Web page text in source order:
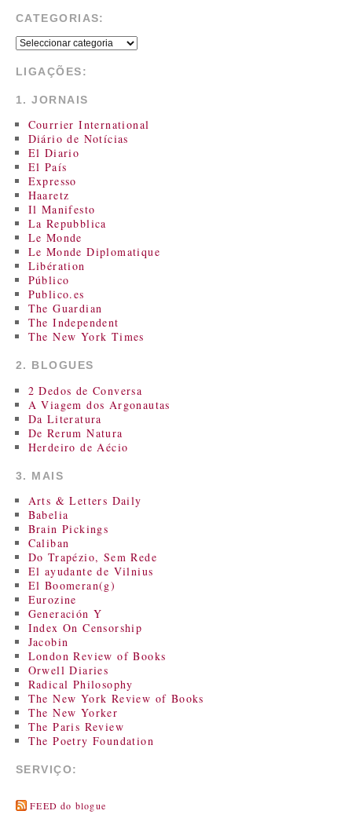
CATEGORIAS:
LIGAÇÕES:
1. JORNAIS
Courrier International
Diário de Notícias
El Diario
El País
Expresso
Haaretz
Il Manifesto
La Repubblica
Le Monde
Le Monde Diplomatique
Libération
Público
Publico.es
The Guardian
The Independent
The New York Times
2. BLOGUES
2 Dedos de Conversa
A Viagem dos Argonautas
Da Literatura
De Rerum Natura
Herdeiro de Aécio
3. MAIS
Arts & Letters Daily
Babelia
Brain Pickings
Caliban
Do Trapézio, Sem Rede
El ayudante de Vilnius
El Boomeran(g)
Eurozine
Generación Y
Index On Censorship
Jacobin
London Review of Books
Orwell Diaries
Radical Philosophy
The New York Review of Books
The New Yorker
The Paris Review
The Poetry Foundation
SERVIÇO:
FEED do blogue